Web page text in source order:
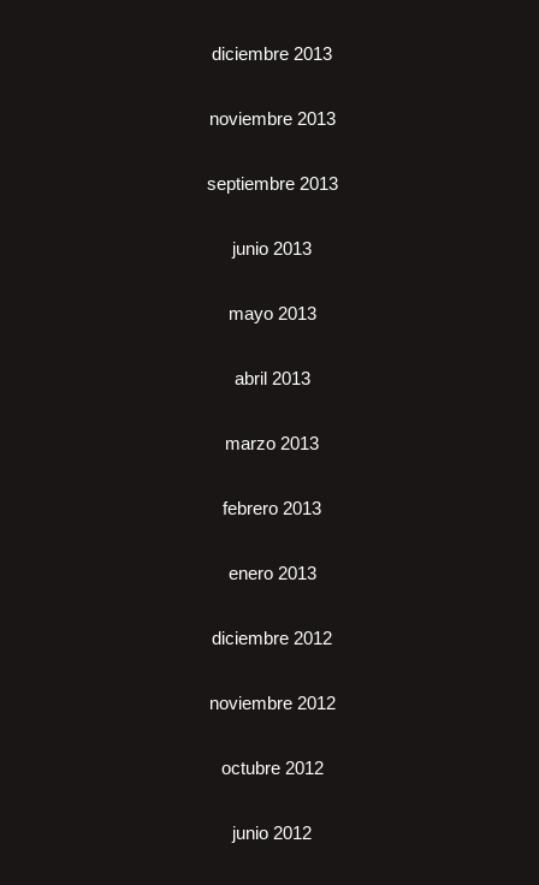
diciembre 2013
noviembre 2013
septiembre 2013
junio 2013
mayo 2013
abril 2013
marzo 2013
febrero 2013
enero 2013
diciembre 2012
noviembre 2012
octubre 2012
junio 2012